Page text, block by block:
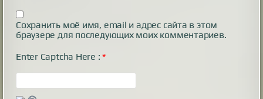
Сохранить моё имя, email и адрес сайта в этом
браузере для последующих моих комментариев.
Enter Captcha Here :*